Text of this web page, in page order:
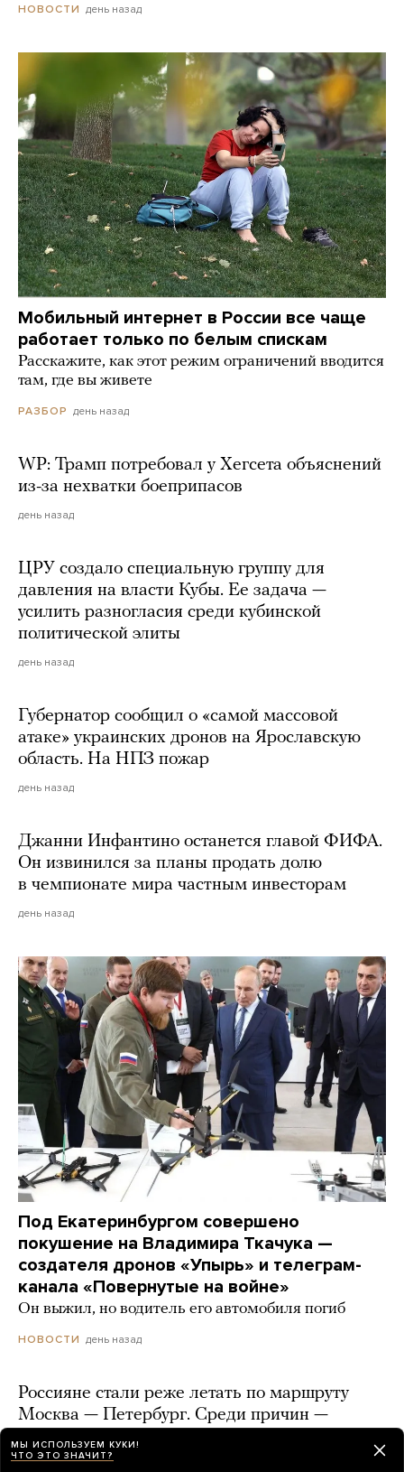
НОВОСТИ день назад
Мобильный интернет в России все чаще
работает только по белым спискам
Расскажите, как этот режим ограничений вводится
там, где вы живете
РАЗБОР день назад
WP: Трамп потребовал у Хегсета объяснений
из-за нехватки боеприпасов
день назад
ЦРУ создало специальную группу для
давления на власти Кубы. Ее задача —
усилить разногласия среди кубинской
политической элиты
день назад
Губернатор сообщил о «самой массовой
атаке» украинских дронов на Ярославскую
область. На НПЗ пожар
день назад
Джанни Инфантино останется главой ФИФА.
Он извинился за планы продать долю
в чемпионате мира частным инвесторам
день назад
Под Екатеринбургом совершено
покушение на Владимира Ткачука —
создателя дронов «Упырь» и телеграм-
канала «Повернутые на войне»
Он выжил, но водитель его автомобиля погиб
НОВОСТИ день назад
Россияне стали реже летать по маршруту
Москва — Петербург. Среди причин —
частые закрытия аэропортов из-за
беспилотников Украины
МЫ ИСПОЛЬЗУЕМ КУКИ!
ЧТО ЭТО ЗНАЧИТ?